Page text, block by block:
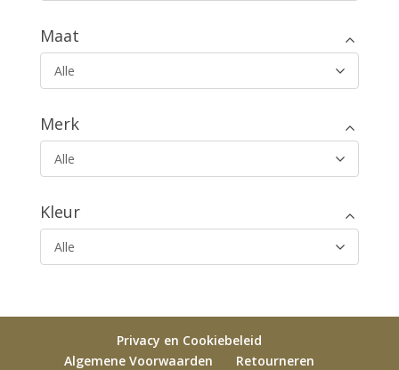
Maat
Alle
Merk
Alle
Kleur
Alle
Privacy en Cookiebeleid
Algemene Voorwaarden
Retourneren